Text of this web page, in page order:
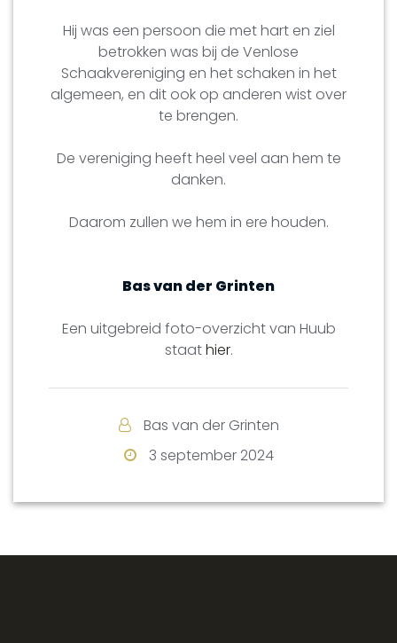
Hij was een persoon die met hart en ziel
betrokken was bij de Venlose
Schaakvereniging en het schaken in het
algemeen, en dit ook op anderen wist over
te brengen.
De vereniging heeft heel veel aan hem te
danken.
Daarom zullen we hem in ere houden.
Bas van der Grinten
Een uitgebreid foto-overzicht van Huub
staathier.
Bas van der Grinten
3 september 2024